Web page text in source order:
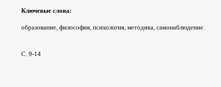
Ключевые слова:
образование, философия, психология, методика, самонаблюдение.
С. 9-14